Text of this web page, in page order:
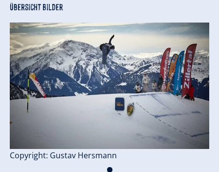
Übersicht Bilder
Copyright: Gustav Hersmann